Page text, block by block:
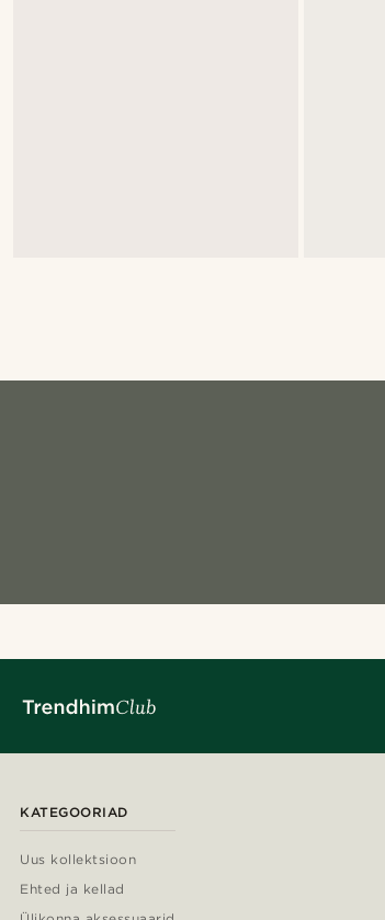
KATEGOORIAD
Uus kollektsioon
Ehted ja kellad